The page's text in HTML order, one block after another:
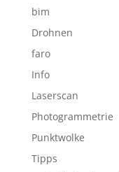
bim
Drohnen
faro
Info
Laserscan
Photogrammetrie
Punktwolke
Tipps